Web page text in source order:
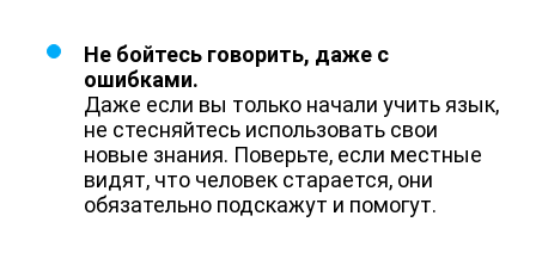
Не бойтесь говорить, даже с
ошибками.
Даже если вы только начали учить язык,
не стесняйтесь использовать свои
новые знания. Поверьте, если местные
видят, что человек старается, они
обязательно подскажут и помогут.